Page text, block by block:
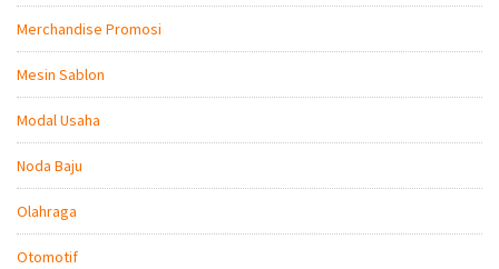
Merchandise Promosi
Mesin Sablon
Modal Usaha
Noda Baju
Olahraga
Otomotif